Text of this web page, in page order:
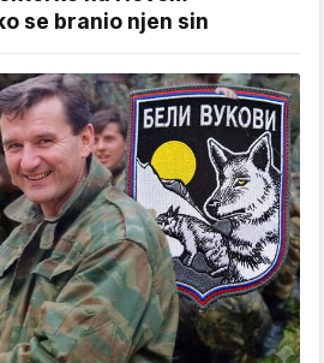
se branio njen sin